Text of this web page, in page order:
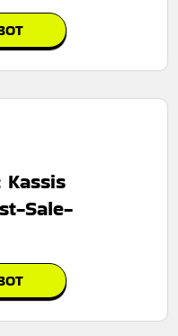
Kassis
Sale-